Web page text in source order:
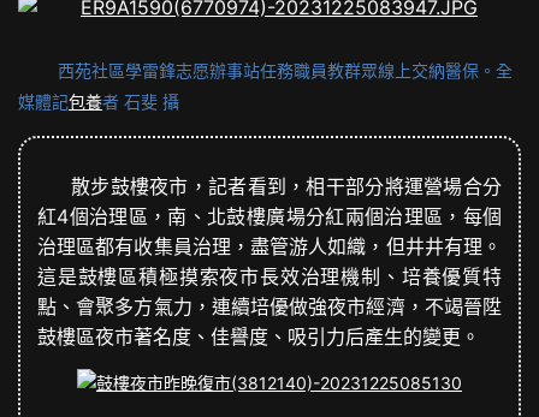
西苑社區學雷鋒志愿辦事站任務職員教群眾線上交納醫保。全
媒體記包養者 石斐 攝
散步鼓樓夜市，記者看到，相干部分將運營場合分
紅4個治理區，南、北鼓樓廣場分紅兩個治理區，每個
治理區都有收集員治理，盡管游人如織，但井井有理。
這是鼓樓區積極摸索夜市長效治理機制、培養優質特
點、會聚多方氣力，連續培優做強夜市經濟，不竭晉陞
鼓樓區夜市著名度、佳譽度、吸引力后產生的變更。